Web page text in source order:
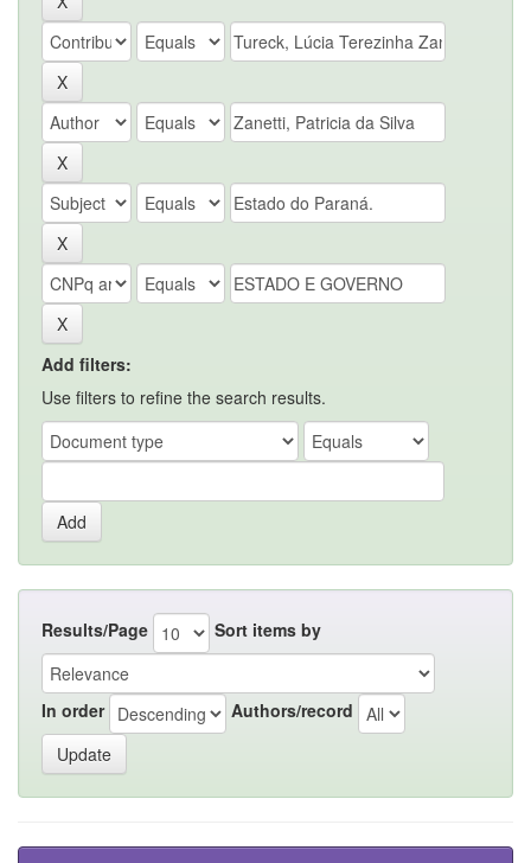
Add filters:
Use filters to refine the search results.
Results/Page Sort items by
In order Authors/record